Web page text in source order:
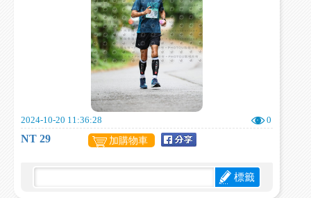
2024-10-20 11:36:28 0
NT 29 加購物車
標籤